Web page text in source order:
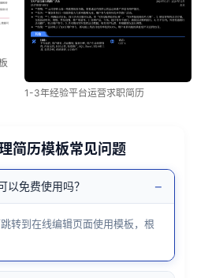
1-3年经验平台运营求职简历
简历模板常见问题
免费使用吗？ −
转到在线编辑页面使用模板，根